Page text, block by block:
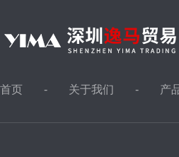
首页 关于我们 产